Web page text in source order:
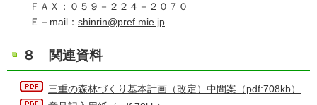
ＦＡＸ：０５９－２２４－２０７０
Ｅ－mail： shinrin@pref.mie.jp
８ 関連資料
三重の森林づくり基本計画（改定）中間案（pdf:708kb）